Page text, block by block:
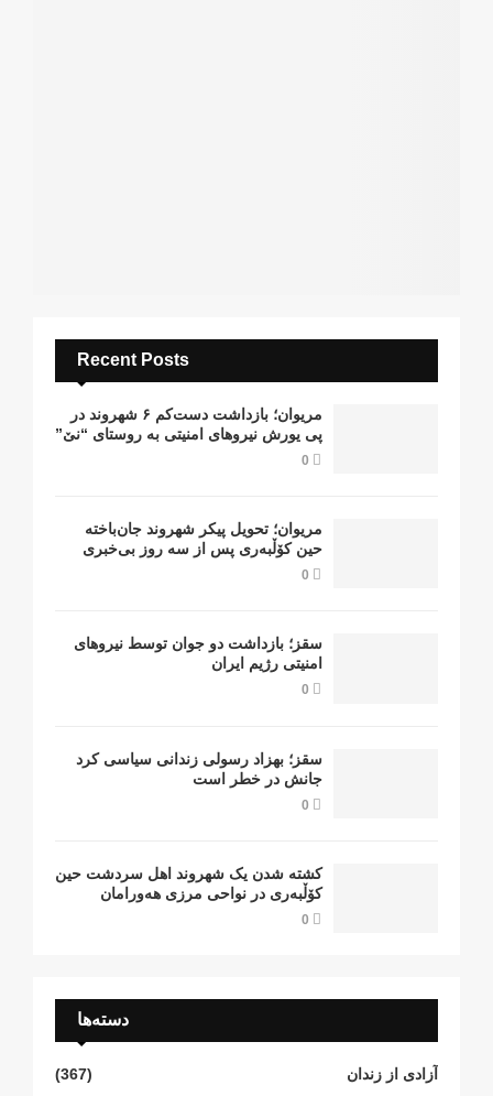
Recent Posts
مریوان؛ بازداشت دست‌کم ۶ شهروند در
پی یورش نیروهای امنیتی به روستای “نێ”
0
مریوان؛ تحویل پیکر شهروند جان‌باخته
حین کۆڵبەری پس از سە روز بی‌خبری
0
سقز؛ بازداشت دو جوان توسط نیروهای
امنیتی رژیم ایران
0
سقز؛ بهزاد رسولی زندانی سیاسی کرد
جانش در خطر است
0
کشتە شدن یک شهروند اهل سردشت حین
کۆڵبەری در نواحی مرزی هەورامان
0
دسته‌ها
آزادی از زندان
(367)